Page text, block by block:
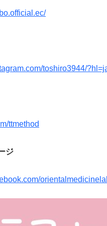
toshiro3944/
ttmethod
ジ